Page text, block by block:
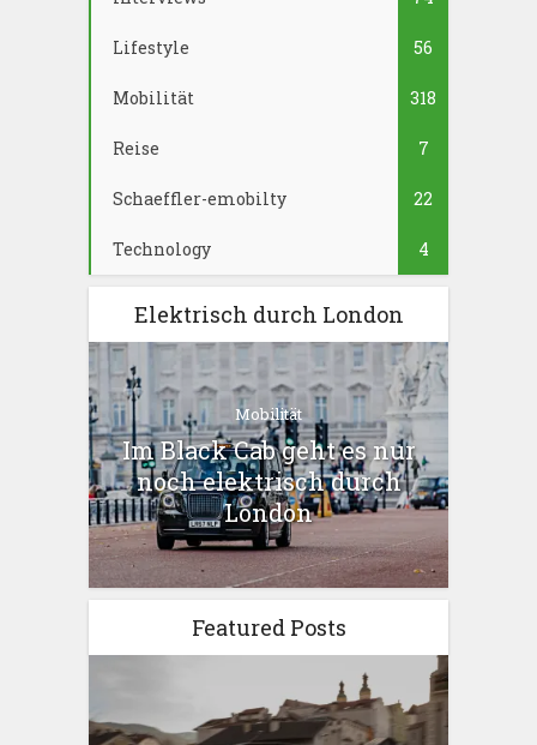
Lifestyle 56
Mobilität 318
Reise 7
Schaeffler-emobilty 22
Technology 4
Elektrisch durch London
Mobilität
Im Black Cab geht es nur
noch elektrisch durch
London
Featured Posts